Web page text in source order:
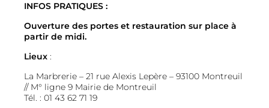
INFOS PRATIQUES :
Ouverture des portes et restauration sur place à
partir de midi.
Lieux :
La Marbrerie – 21 rue Alexis Lepère – 93100 Montreuil
// M° ligne 9 Mairie de Montreuil
Tél. : 01 43 62 71 19